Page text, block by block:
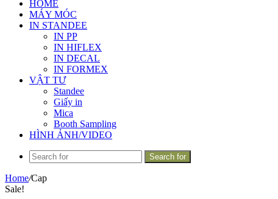
HOME
MÁY MÓC
IN STANDEE
IN PP
IN HIFLEX
IN DECAL
IN FORMEX
VẬT TƯ
Standee
Giấy in
Mica
Booth Sampling
HÌNH ẢNH/VIDEO
Search for
Home/Cap
Sale!